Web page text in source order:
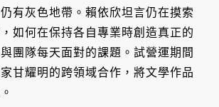
有灰色地帶。賴依欣坦言仍在摸索
如何在保持各自專業時創造真正的
團隊每天面對的課題。試營運期間
甘耀明的跨領域合作，將文學作品